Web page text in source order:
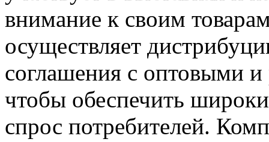
внимание к своим
осуществляет
соглашения с оптовыми
чтобы обеспечить
спрос потребителей.